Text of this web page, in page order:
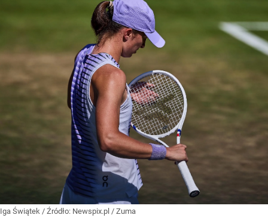
Iga Świątek / Źródło: Newspix.pl / Zuma